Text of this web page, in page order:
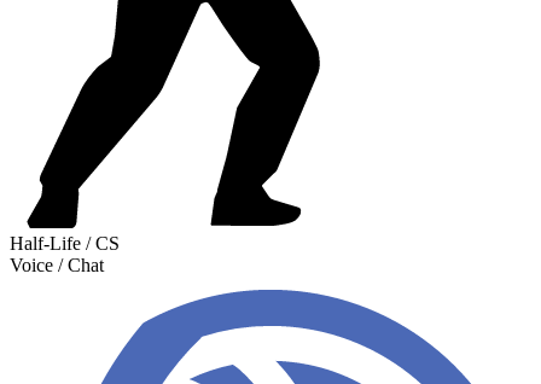
Half-Life / CS
Voice / Chat